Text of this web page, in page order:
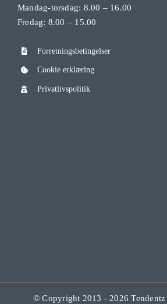
Mandag-torsdag: 8.00 – 16.00
Fredag: 8.00 – 15.00
Forretningsbetingelser
Cookie erklæring
Privatlivspolitik
© Copyright 2013 - 2026